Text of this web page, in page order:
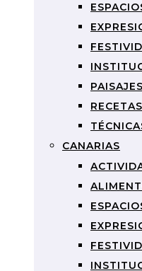
PAISAJES
RECETAS
CANARIAS